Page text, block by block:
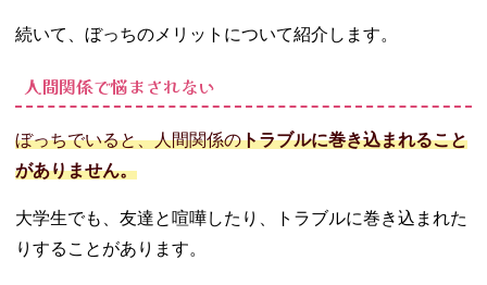
続いて、ぼっちのメリットについて紹介します。
人間関係で悩まされない
ぼっちでいると、人間関係のトラブルに巻き込まれること
がありません。
大学生でも、友達と喧嘩したり、トラブルに巻き込まれた
りすることがあります。